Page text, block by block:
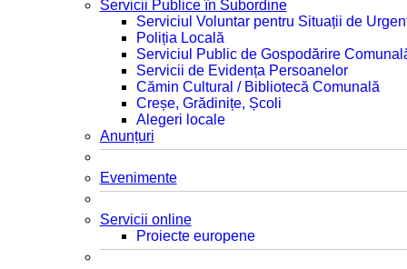
Servicii Publice în Subordine
Serviciul Voluntar pentru Situații de
Poliția Locală
Serviciul Public de Gospodărire
Servicii de Evidența Persoanelor
Cămin Cultural / Bibliotecă Comunală
Creșe, Grădinițe, Școli
Alegeri locale
Anunțuri
Evenimente
Servicii online
Proiecte europene